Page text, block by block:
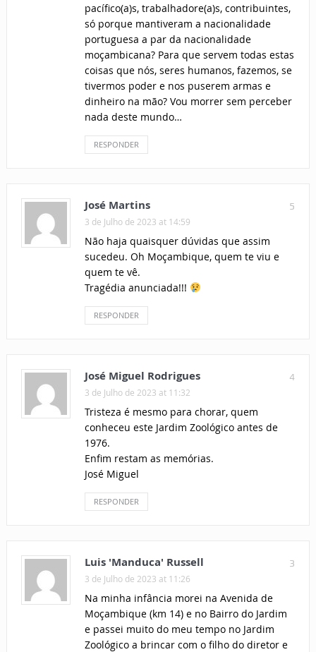
pacífico(a)s, trabalhadore(a)s, contribuintes,
só porque mantiveram a nacionalidade
portuguesa a par da nacionalidade
moçambicana? Para que servem todas estas
coisas que nós, seres humanos, fazemos, se
tivermos poder e nos puserem armas e
dinheiro na mão? Vou morrer sem perceber
nada deste mundo…
RESPONDER
5
José Martins
3 de Julho de 2023 at 14:59
Não haja quaisquer dúvidas que assim
sucedeu. Oh Moçambique, quem te viu e
quem te vê.
Tragédia anunciada!!!
RESPONDER
4
José Miguel Rodrigues
3 de Julho de 2023 at 11:32
Tristeza é mesmo para chorar, quem
conheceu este Jardim Zoológico antes de
1976.
Enfim restam as memórias.
José Miguel
RESPONDER
3
Luis 'Manduca' Russell
3 de Julho de 2023 at 11:26
Na minha infância morei na Avenida de
Moçambique (km 14) e no Bairro do Jardim
e passei muito do meu tempo no Jardim
Zoológico a brincar com o filho do diretor e